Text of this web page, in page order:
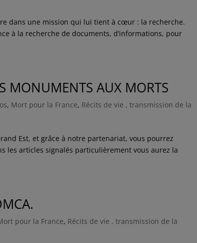
dans une mission qui lui tient à cœur : la recherche.
à la recherche de documents, d’informations, pour
MONUMENTS AUX MORTS
, Mort pour la France, Récits de vie , transmission de la
Est, et grâce à notre partenariat, vous pourrez
les articles signalés particulièrement vous aurez la
pour la France, Récits de vie , transmission de la